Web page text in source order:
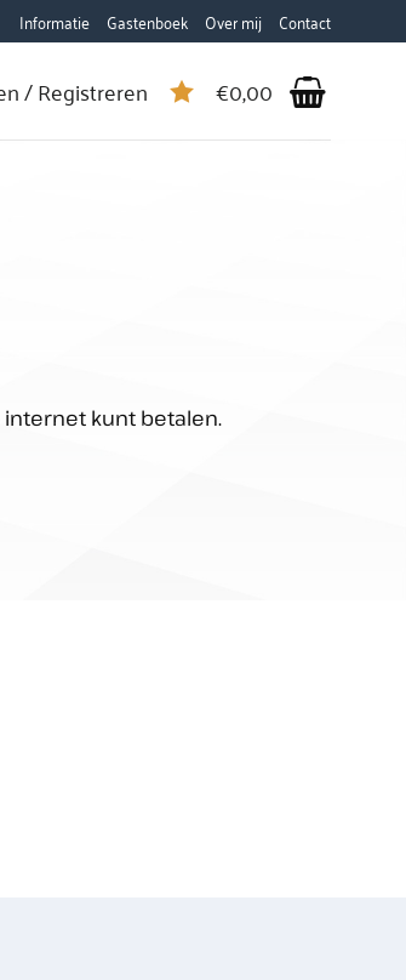
Informatie Gastenboek Over mij Contact
/ Registreren €0,00
kunt betalen.